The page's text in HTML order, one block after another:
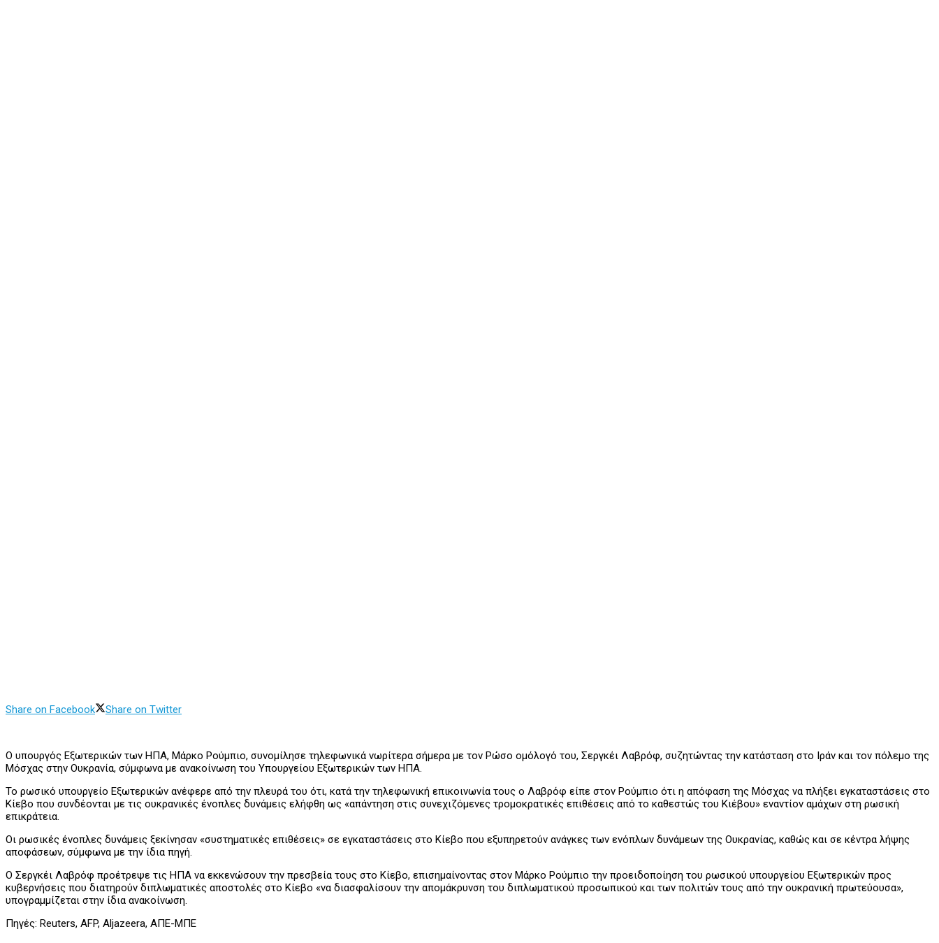
Share on Facebook Share on Twitter
Ο υπουργός Εξωτερικών των ΗΠΑ, Μάρκο Ρούμπιο, συνομίλησε τηλεφωνικά νωρίτερα σήμερα με τον Ρώσο ομόλογό του, Σεργκέι Λαβρόφ, συζητώντας την κατάσταση στο Ιράν και τον πόλεμο της
Μόσχας στην Ουκρανία, σύμφωνα με ανακοίνωση του Υπουργείου Εξωτερικών των ΗΠΑ.
Το ρωσικό υπουργείο Εξωτερικών ανέφερε από την πλευρά του ότι, κατά την τηλεφωνική επικοινωνία τους ο Λαβρόφ είπε στον Ρούμπιο ότι η απόφαση της Μόσχας να πλήξει εγκαταστάσεις στο
Κίεβο που συνδέονται με τις ουκρανικές ένοπλες δυνάμεις ελήφθη ως «απάντηση στις συνεχιζόμενες τρομοκρατικές επιθέσεις από το καθεστώς του Κιέβου» εναντίον αμάχων στη ρωσική
επικράτεια.
Οι ρωσικές ένοπλες δυνάμεις ξεκίνησαν «συστηματικές επιθέσεις» σε εγκαταστάσεις στο Κίεβο που εξυπηρετούν ανάγκες των ενόπλων δυνάμεων της Ουκρανίας, καθώς και σε κέντρα λήψης
αποφάσεων, σύμφωνα με την ίδια πηγή.
Ο Σεργκέι Λαβρόφ προέτρεψε τις ΗΠΑ να εκκενώσουν την πρεσβεία τους στο Κίεβο, επισημαίνοντας στον Μάρκο Ρούμπιο την προειδοποίηση του ρωσικού υπουργείου Εξωτερικών προς
κυβερνήσεις που διατηρούν διπλωματικές αποστολές στο Κίεβο «να διασφαλίσουν την απομάκρυνση του διπλωματικού προσωπικού και των πολιτών τους από την ουκρανική πρωτεύουσα»,
υπογραμμίζεται στην ίδια ανακοίνωση.
Πηγές: Reuters, AFP, Aljazeera, ΑΠΕ-ΜΠΕ